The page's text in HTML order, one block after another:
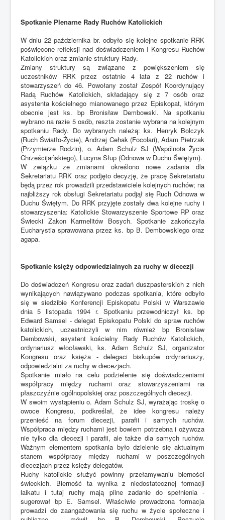
Spotkanie Plenarne Rady Ruchów Katolickich
W dniu 22 października br. odbyło się kolejne spotkanie RRK
poświęcone refleksji nad doświadczeniem I Kongresu Ruchów
Katolickich oraz zmianie struktury Rady.
Zmiany struktury są związane z powiększeniem się
uczestników RRK przez ostatnie 4 lata z 22 ruchów i
stowarzyszeń do 46. Powołany został Zespół Koordynujący
Radą Ruchów Katolickich, składający się z 7 osób oraz
asystenta kościelnego mianowanego przez Episkopat, którym
obecnie jest ks. bp Bronisław Dembowski. Na spotkaniu
wybrano na razie 5 osób, reszta zostanie wybrana na kolejnym
spotkaniu Rady. Do wybranych należą: ks. Henryk Bolczyk
(Ruch Światło-Życie), Andrzej Cehak (Focolari), Adam Pietrzak
(Przymierze Rodzin), o. Adam Schulz SJ (Wspólnota Życia
Chrześcijańskiego), Lucyna Słup (Odnowa w Duchu Świętym).
W związku ze zmianami określono nowe zadania dla
Sekretariatu RRK oraz podjęto decyzję, że pracę Sekretariatu
będą przez rok prowadzili przedstawiciele kolejnych ruchów; na
najbliższy rok obsługi Sekretariatu podjął się Ruch Odnowa w
Duchu Świętym. Do RRK przyjęte zostały dwa kolejne ruchy i
stowarzyszenia: Katolickie Stowarzyszenie Sportowe RP oraz
Świecki Zakon Karmelitów Bosych. Spotkanie zakończyła
Eucharystia sprawowana przez ks. bp B. Dembowskiego oraz
agapa.
Spotkanie księży odpowiedzialnych za ruchy w diecezji
Do doświadczeń Kongresu oraz zadań duszpasterskich z nich
wynikających nawiązywano podczas spotkania, które odbyło
się w siedzibie Konferencji Episkopatu Polski w Warszawie
dnia 5 listopada 1994 r. Spotkaniu przewodniczył ks. bp
Edward Samsel - delegat Episkopatu Polski do spraw ruchów
katolickich, uczestniczyli w nim również bp Bronisław
Dembowski, asystent kościelny Rady Ruchów Katolickich,
ordynariusz włocławski, ks. Adam Schulz SJ, organizator
Kongresu oraz księża - delegaci biskupów ordynariuszy,
odpowiedzialni za ruchy w diecezjach.
Spotkanie miało na celu podzielenie się doświadczeniami
współpracy między ruchami oraz stowarzyszeniami na
płaszczyźnie ogólnopolskiej oraz poszczególnych diecezji.
W swoim wystąpieniu o. Adam Schulz SJ, wyrażając troskę o
owoce Kongresu, podkreślał, że idee kongresu należy
przenieść na forum diecezji, parafii i samych ruchów.
Współpraca między ruchami jest bowiem potrzebna i ożywcza
nie tylko dla diecezji i parafii, ale także dla samych ruchów.
Ważnym elementem spotkania było dzielenie się aktualnym
stanem współpracy między ruchami w poszczególnych
diecezjach przez księży delegatów.
Ruchy katolickie służyć powinny przełamywaniu bierności
świeckich. Bierność ta wynika z niedostatecznej formacji
laikatu i tutaj ruchy mają pilne zadanie do spełnienia -
sugerował bp E. Samsel. Właściwie prowadzona formacja
prowadzi do zaangażowania się ruchu w życie społeczne i